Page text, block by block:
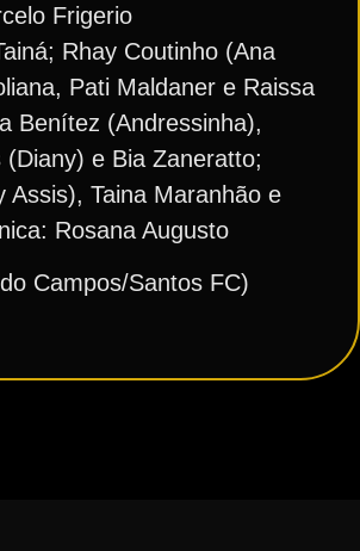
Frigerio
Rhay Coutinho (Ana
Pati Maldaner e Raissa
Benítez (Andressinha),
(Diany) e Bia Zaneratto;
Assis), Taina Maranhão e
Rosana Augusto
Campos/Santos FC)